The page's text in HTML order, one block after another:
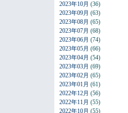
2023年10月 (36)
2023年09月 (63)
2023年08月 (65)
2023年07月 (68)
2023年06月 (74)
2023年05月 (66)
2023年04月 (54)
2023年03月 (69)
2023年02月 (65)
2023年01月 (61)
2022年12月 (56)
2022年11月 (55)
2022年10月 (55)